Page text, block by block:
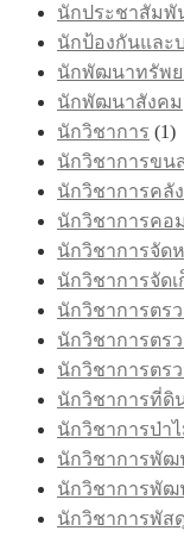
นักประชาสัมพั
นักป้องกันและ
นักพัฒนาทรัพ
นักพัฒนาสังคม
นักวิชาการ (1)
นักวิชาการขน
นักวิชาการคลัง
นักวิชาการคอ
นักวิชาการจัด
นักวิชาการจัดเ
นักวิชาการตร
นักวิชาการตร
นักวิชาการตรว
นักวิชาการที่ดิ
นักวิชาการป่า
นักวิชาการพั
นักวิชาการพัฒ
นักวิชาการพัสดุ